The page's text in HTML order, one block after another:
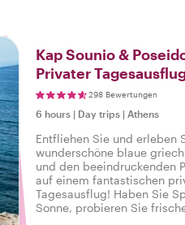
Kap Sounio &
Privater
298 Bewertungen
6 hours | Day trips | Athens
Entfliehen Sie und erleben
wunderschöne blaue
und den beeindruckenden
auf einem fantastischen
Tagesausflug! Haben Sie
Sonne, probieren Sie